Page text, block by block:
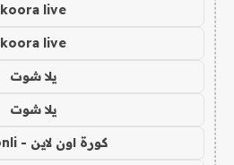
koora live
koora live
يلا شوت
يلا شوت
كورة اون لاين - kora onli